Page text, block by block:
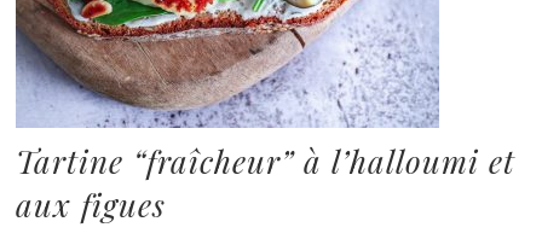
Tartine “fraîcheur” à l’halloumi et
aux figues